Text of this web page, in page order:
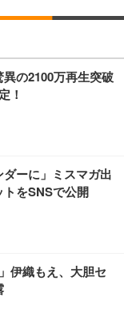
の2100万再生突破
！
ダーに」ミスマガ出
をSNSで公開
伊織もえ、大胆セ